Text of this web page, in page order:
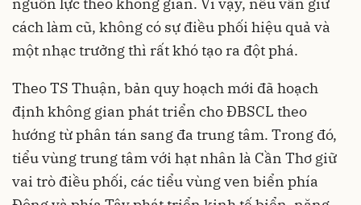
cách làm cũ, không có sự điều phối hiệu quả và
một nhạc trưởng thì rất khó tạo ra đột phá.
Theo TS Thuận, bản quy hoạch mới đã hoạch
định không gian phát triển cho ĐBSCL theo
hướng từ phân tán sang đa trung tâm. Trong đó,
tiểu vùng trung tâm với hạt nhân là Cần Thơ giữ
vai trò điều phối, các tiểu vùng ven biển phía